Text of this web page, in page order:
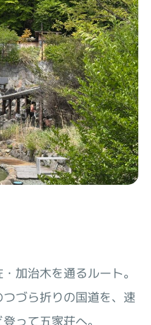
加治木を通るルート。
づら折りの国道を、速
って五家荘へ。